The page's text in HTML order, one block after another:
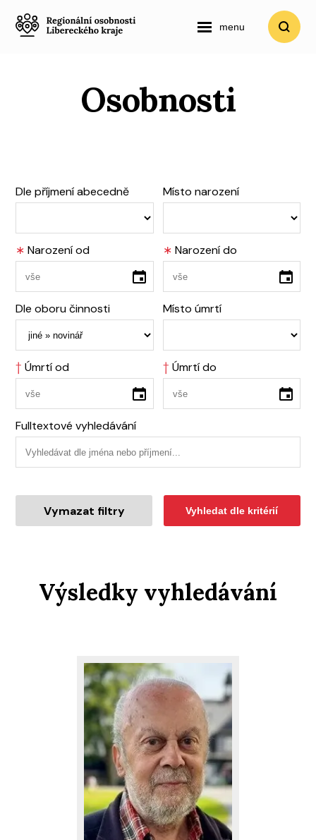
menu
Osobnosti
Dle příjmení abecedně Místo narození
∗ Narození od ∗ Narození do
Dle oboru činnosti Místo úmrtí
† Úmrtí od † Úmrtí do
Fulltextové vyhledávání
Vymazat filtry Vyhledat dle kritérií
Výsledky vyhledávání